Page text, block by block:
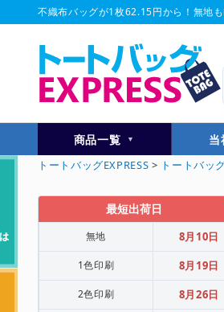
不織布バッグが1枚62.15円から！無地
商品一覧 当
トートバッグEXPRESS > トートバッ
最短出荷日
無地 8月10日
1色印刷 8月19日
2色印刷 8月26日